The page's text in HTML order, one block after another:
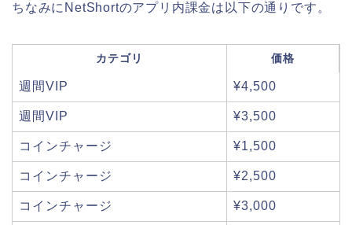
ちなみにNetShortのアプリ内課金は以下の通りです。
カテゴリ 価格
週間VIP ¥4,500
週間VIP ¥3,500
コインチャージ ¥1,500
コインチャージ ¥2,500
コインチャージ ¥3,000